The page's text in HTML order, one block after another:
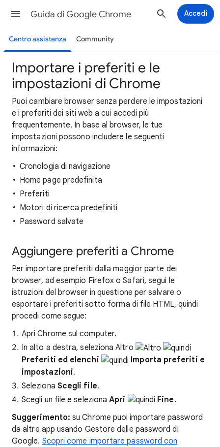
Guida di Google Chrome Accedi
Centro assistenza Community
Importare i preferiti e le
impostazioni di Chrome
Puoi cambiare browser senza perdere le impostazioni
e i preferiti dei siti web a cui accedi più
frequentemente. In base al browser, le tue
impostazioni possono includere le seguenti
informazioni:
Cronologia di navigazione
Home page predefinita
Preferiti
Motori di ricerca predefiniti
Password salvate
Aggiungere preferiti a Chrome
Per importare preferiti dalla maggior parte dei
browser, ad esempio Firefox o Safari, segui le
istruzioni del browser in questione per salvare o
esportare i preferiti sotto forma di file HTML, quindi
procedi come segue:
Apri Chrome sul computer.
In alto a destra, seleziona Altro
Preferiti ed elenchi
Importa preferiti e
impostazioni.
Seleziona Scegli file.
Scegli un file e selezionaApri Fine.
Suggerimento:su Chrome puoi importare password
da altre app usando Gestore delle password di
Google. Scopri come importare password con